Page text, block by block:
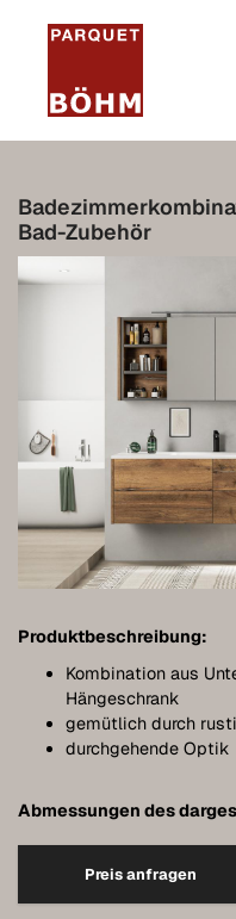
Bad-Zubehör
Produktbeschreibung:
Kombination aus
Hängeschrank
gemütlich durch
durchgehende Optik
Abmessungen des
Preis anfragen
Home
Unternehmen
Leistungen
Möbel selbst planen
Möbel nach Maß
Inspiration
Möbel individuell
Möbel unter
Hängeboards
Kleiderschränke
Sideboards